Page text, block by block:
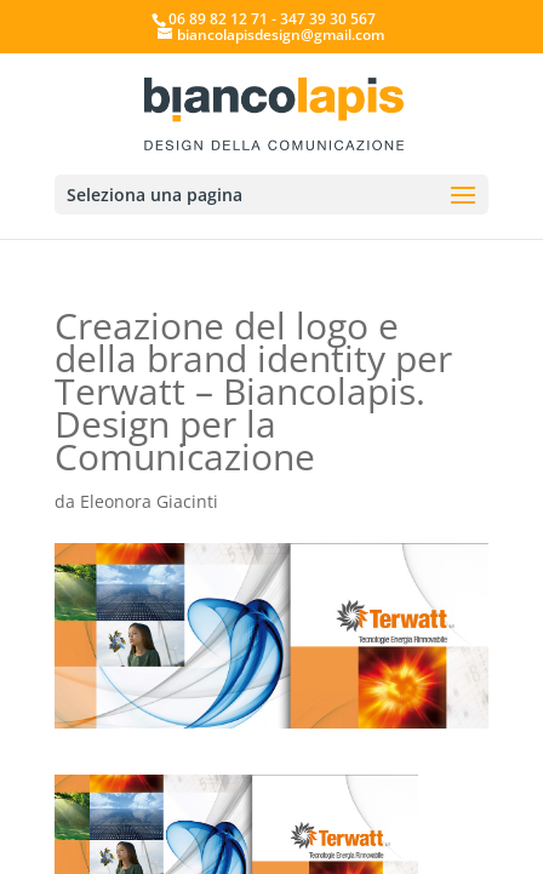
06 89 82 12 71 - 347 39 30 567
biancolapisdesign@gmail.com
Seleziona una pagina
Creazione del logo e
della brand identity per
Terwatt – Biancolapis.
Design per la
Comunicazione
da Eleonora Giacinti